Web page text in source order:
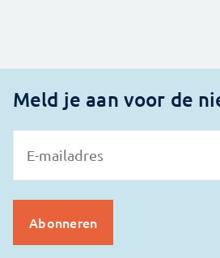
Meld je aan voor de